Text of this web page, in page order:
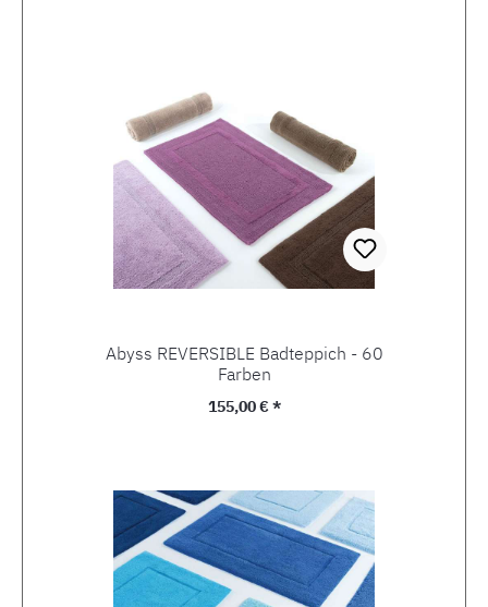
Abyss REVERSIBLE Badteppich - 60
Farben
Regulärer Preis:
155,00 € *